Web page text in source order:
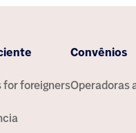
for foreigners
Convênios
Operadoras